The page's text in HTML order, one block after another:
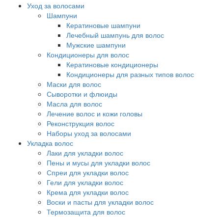
Уход за волосами
Шампуни
Кератиновые шампуни
Лечебный шампунь для волос
Мужские шампуни
Кондиционеры для волос
Кератиновые кондиционеры
Кондиционеры для разных типов волос
Маски для волос
Сыворотки и флюиды
Масла для волос
Лечение волос и кожи головы
Реконструкция волос
Наборы уход за волосами
Укладка волос
Лаки для укладки волос
Пены и мусы для укладки волос
Спреи для укладки волос
Гели для укладки волос
Крема для укладки волос
Воски и пасты для укладки волос
Термозащита для волос